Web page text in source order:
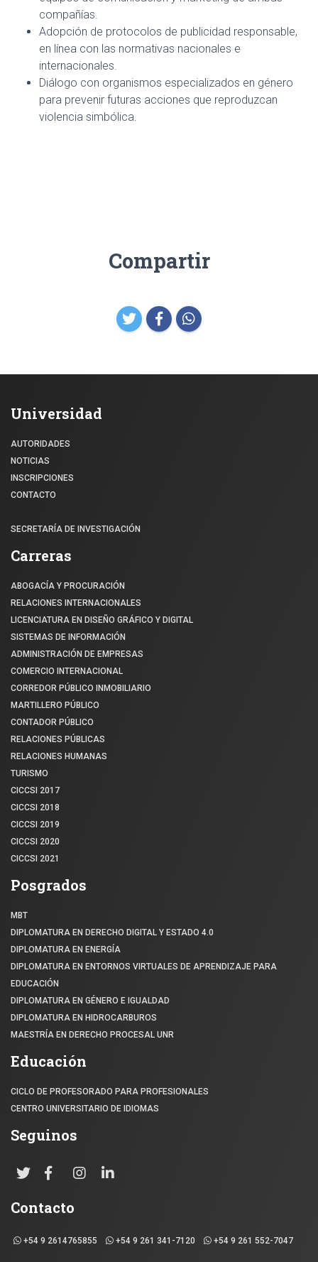
compañías.
Adopción de protocolos de publicidad responsable,
en línea con las normativas nacionales e
internacionales.
Diálogo con organismos especializados en género
para prevenir futuras acciones que reproduzcan
violencia simbólica.
Compartir
Universidad
AUTORIDADES
NOTICIAS
INSCRIPCIONES
CONTACTO
SECRETARÍA DE INVESTIGACIÓN
Carreras
ABOGACÍA Y PROCURACIÓN
RELACIONES INTERNACIONALES
LICENCIATURA EN DISEÑO GRÁFICO Y DIGITAL
SISTEMAS DE INFORMACIÓN
ADMINISTRACIÓN DE EMPRESAS
COMERCIO INTERNACIONAL
CORREDOR PÚBLICO INMOBILIARIO
MARTILLERO PÚBLICO
CONTADOR PÚBLICO
RELACIONES PÚBLICAS
RELACIONES HUMANAS
TURISMO
CICCSI 2017
CICCSI 2018
CICCSI 2019
CICCSI 2020
CICCSI 2021
Posgrados
MBT
DIPLOMATURA EN DERECHO DIGITAL Y ESTADO 4.0
DIPLOMATURA EN ENERGÍA
DIPLOMATURA EN ENTORNOS VIRTUALES DE APRENDIZAJE PARA
EDUCACIÓN
DIPLOMATURA EN GÉNERO E IGUALDAD
DIPLOMATURA EN HIDROCARBUROS
MAESTRÍA EN DERECHO PROCESAL UNR
Educación
CICLO DE PROFESORADO PARA PROFESIONALES
CENTRO UNIVERSITARIO DE IDIOMAS
Seguinos
Contacto
+54 9 2614765855 +54 9 261 341-7120 +54 9 261 552-7047